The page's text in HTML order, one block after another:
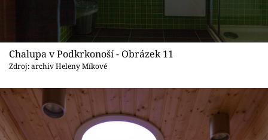
Chalupa v Podkrkonoší - Obrázek 11
Zdroj: archiv Heleny Míkové